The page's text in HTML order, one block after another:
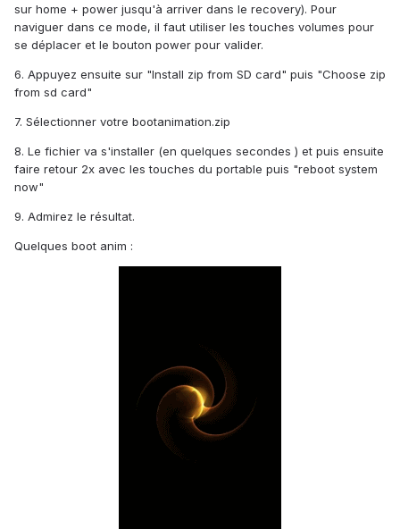
sur home + power jusqu'à arriver dans le recovery). Pour
naviguer dans ce mode, il faut utiliser les touches volumes pour
se déplacer et le bouton power pour valider.
6. Appuyez ensuite sur "Install zip from SD card" puis "Choose zip
from sd card"
7. Sélectionner votre bootanimation.zip
8. Le fichier va s'installer (en quelques secondes ) et puis ensuite
faire retour 2x avec les touches du portable puis "reboot system
now"
9. Admirez le résultat.
Quelques boot anim :